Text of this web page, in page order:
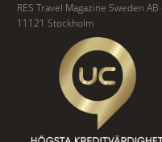
RES Travel Magazine Sweden
11121 Stockholm